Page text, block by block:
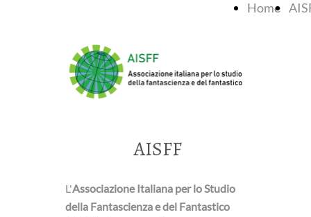
Home
AISFF
L'Associazione Italiana per lo Studio
della Fantascienza e del Fantastico